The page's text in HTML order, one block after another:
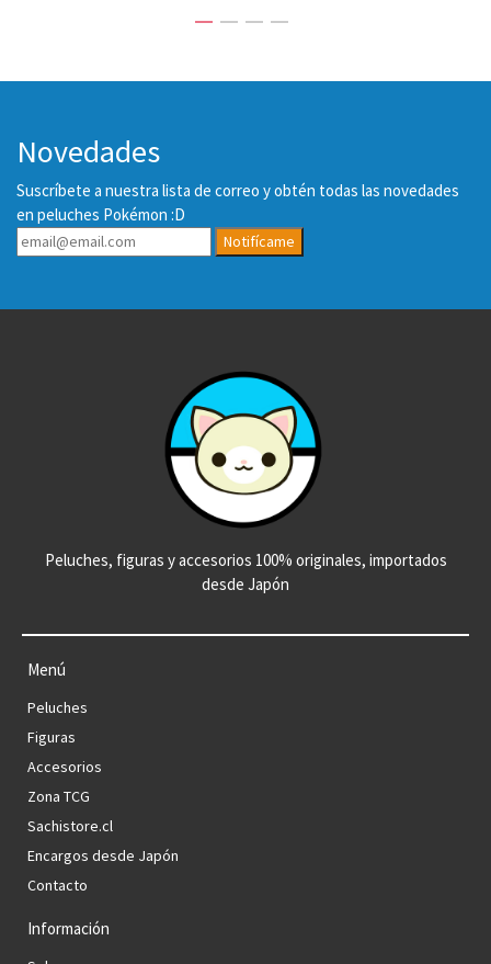
Novedades
Suscríbete a nuestra lista de correo y obtén todas las novedades
en peluches Pokémon :D
Notifícame
Peluches, figuras y accesorios 100% originales, importados
desde Japón
Menú
Peluches
Figuras
Accesorios
Zona TCG
Sachistore.cl
Encargos desde Japón
Contacto
Información